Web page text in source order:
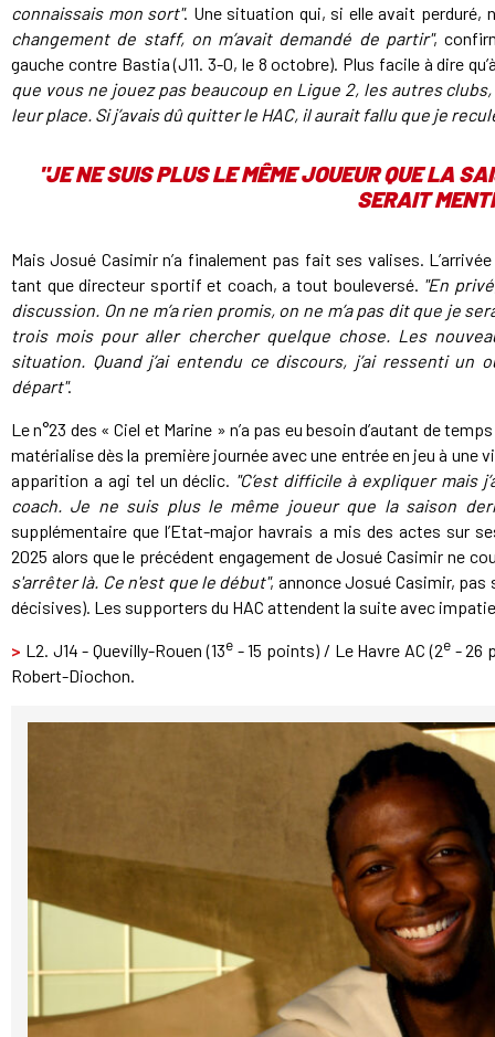
connaissais mon sort". Une situation qui, si elle avait perduré,
changement de staff, on m’avait demandé de partir",
gauche contre Bastia (J11. 3-0, le 8 octobre). Plus facile à dire
que vous ne jouez pas beaucoup en Ligue 2, les autres
leur place. Si j’avais dû quitter le HAC, il aurait fallu que je
"JE NE SUIS PLUS LE MÊME JOUEUR QUE LA
SERAIT
Mais Josué Casimir n’a finalement pas fait ses valises.
tant que directeur sportif et coach, a tout bouleversé. "En
discussion. On ne m’a rien promis, on ne m’a pas dit que je
trois mois pour aller chercher quelque chose. Les
situation. Quand j’ai entendu ce discours, j’ai ressenti un
départ".
Le n°23 des « Ciel et Marine » n’a pas eu besoin d’autant de
matérialise dès la première journée avec une entrée en jeu à une
apparition a agi tel un déclic. "C’est difficile à expliquer mais
coach. Je ne suis plus le même joueur que la saison
supplémentaire que l’Etat-major havrais a mis des actes sur
2025 alors que le précédent engagement de Josué Casimir ne
s'arrêter là. Ce n'est que le début", annonce Josué Casimir,
décisives). Les supporters du HAC attendent la suite avec
> L2. J14 - Quevilly-Rouen (13e- 15 points) / Le Havre AC (2e- 26
Robert-Diochon.